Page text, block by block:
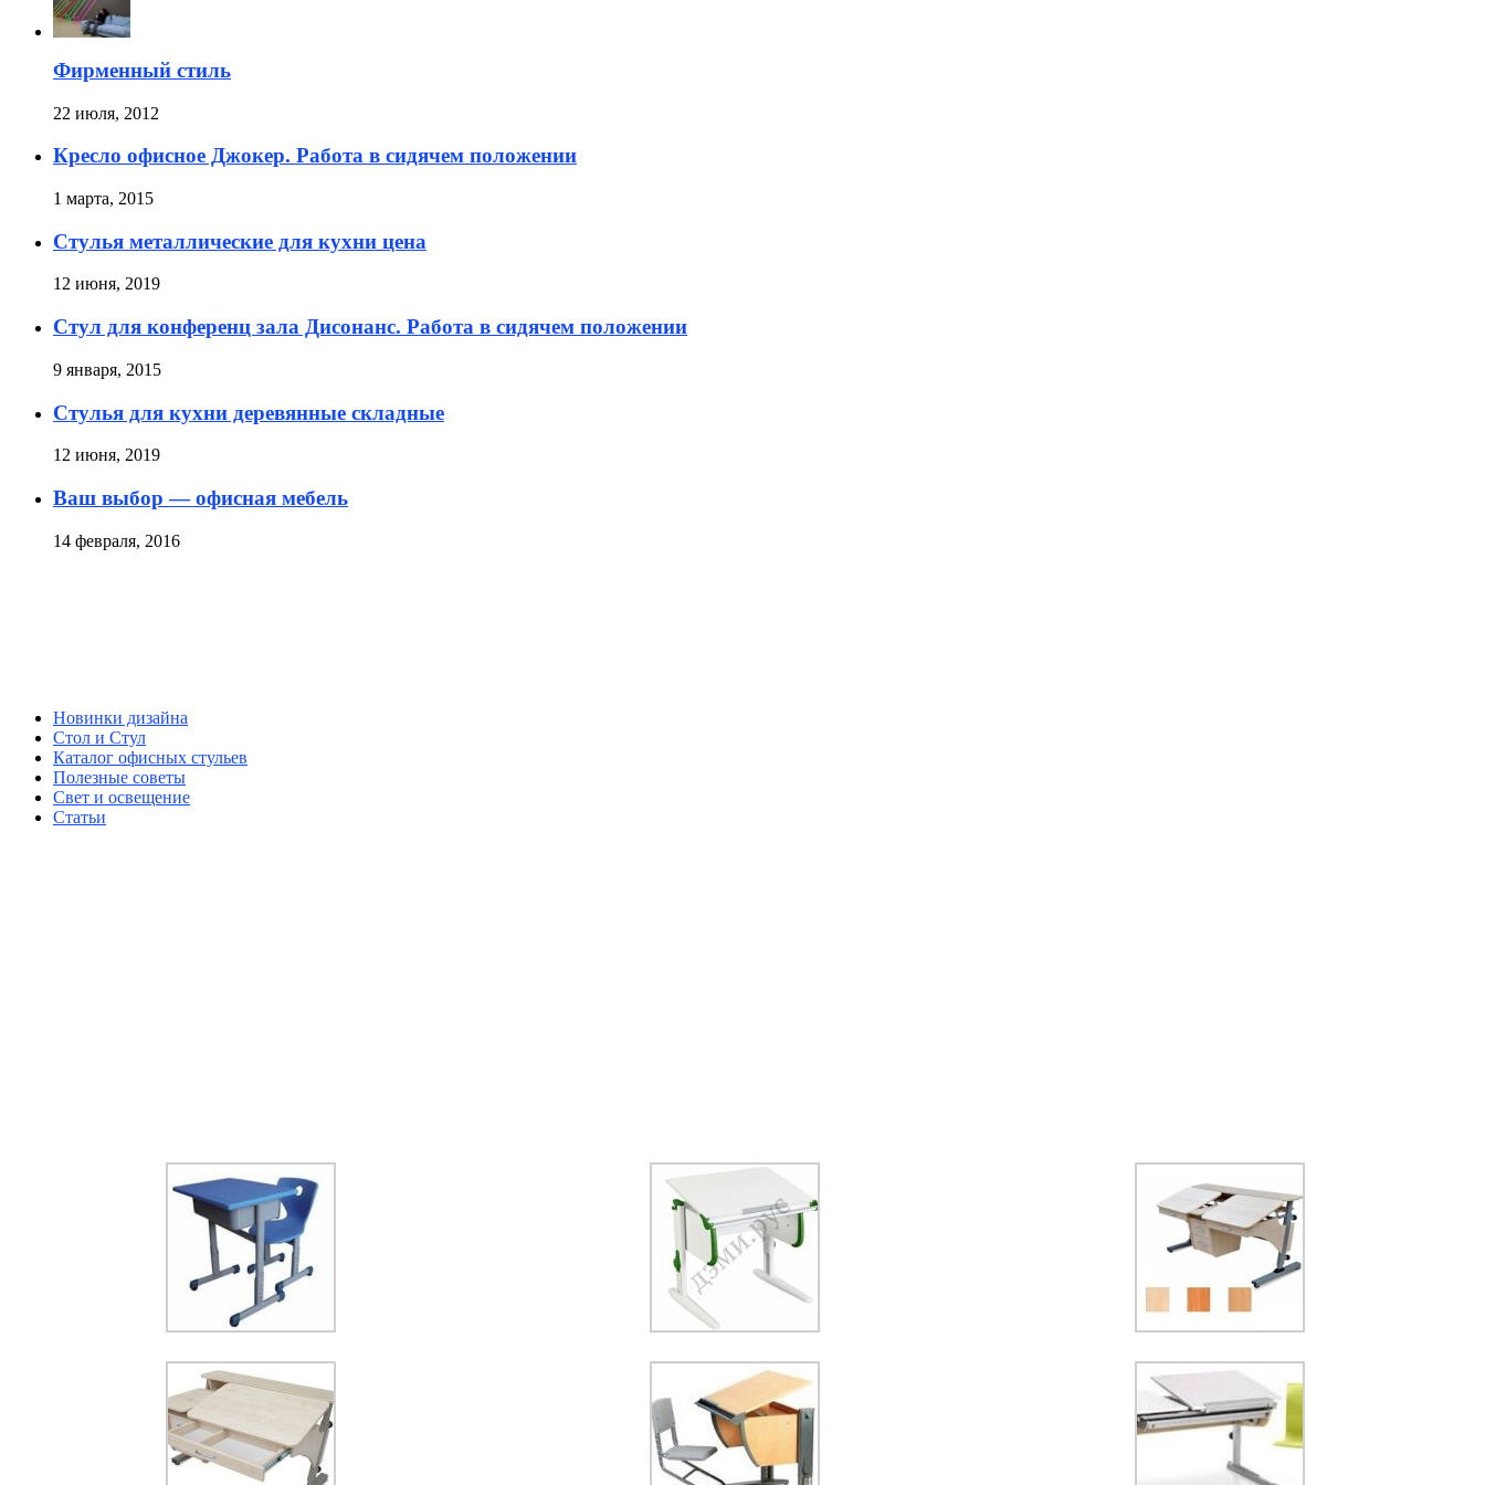
Фирменный стиль
22 июля, 2012
Кресло офисное Джокер. Работа в сидячем положении
1 марта, 2015
Стулья металлические для кухни цена
12 июня, 2019
Стул для конференц зала Дисонанс. Работа в сидячем положении
9 января, 2015
Стулья для кухни деревянные складные
12 июня, 2019
Ваш выбор — офисная мебель
14 февраля, 2016
Новинки дизайна
Стол и Стул
Каталог офисных стульев
Полезные советы
Свет и освещение
Статьи